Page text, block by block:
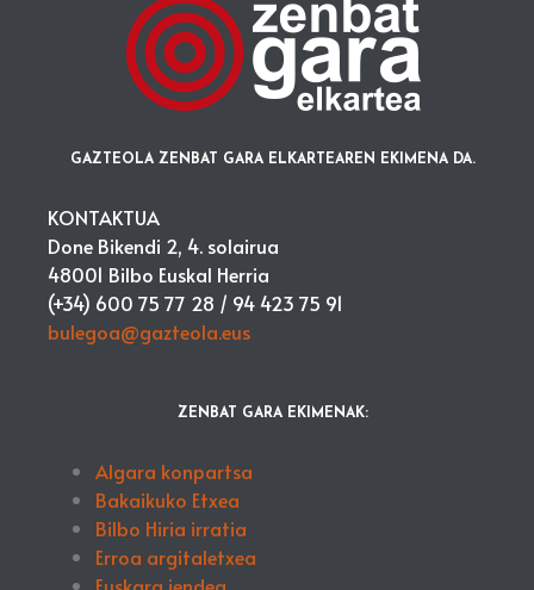
GAZTEOLA ZENBAT GARA ELKARTEAREN EKIMENA DA.
KONTAKTUA
Done Bikendi 2, 4. solairua
48001 Bilbo Euskal Herria
(+34) 600 75 77 28 / 94 423 75 91
bulegoa@gazteola.eus
ZENBAT GARA EKIMENAK:
Algara konpartsa
Bakaikuko Etxea
Bilbo Hiria irratia
Erroa argitaletxea